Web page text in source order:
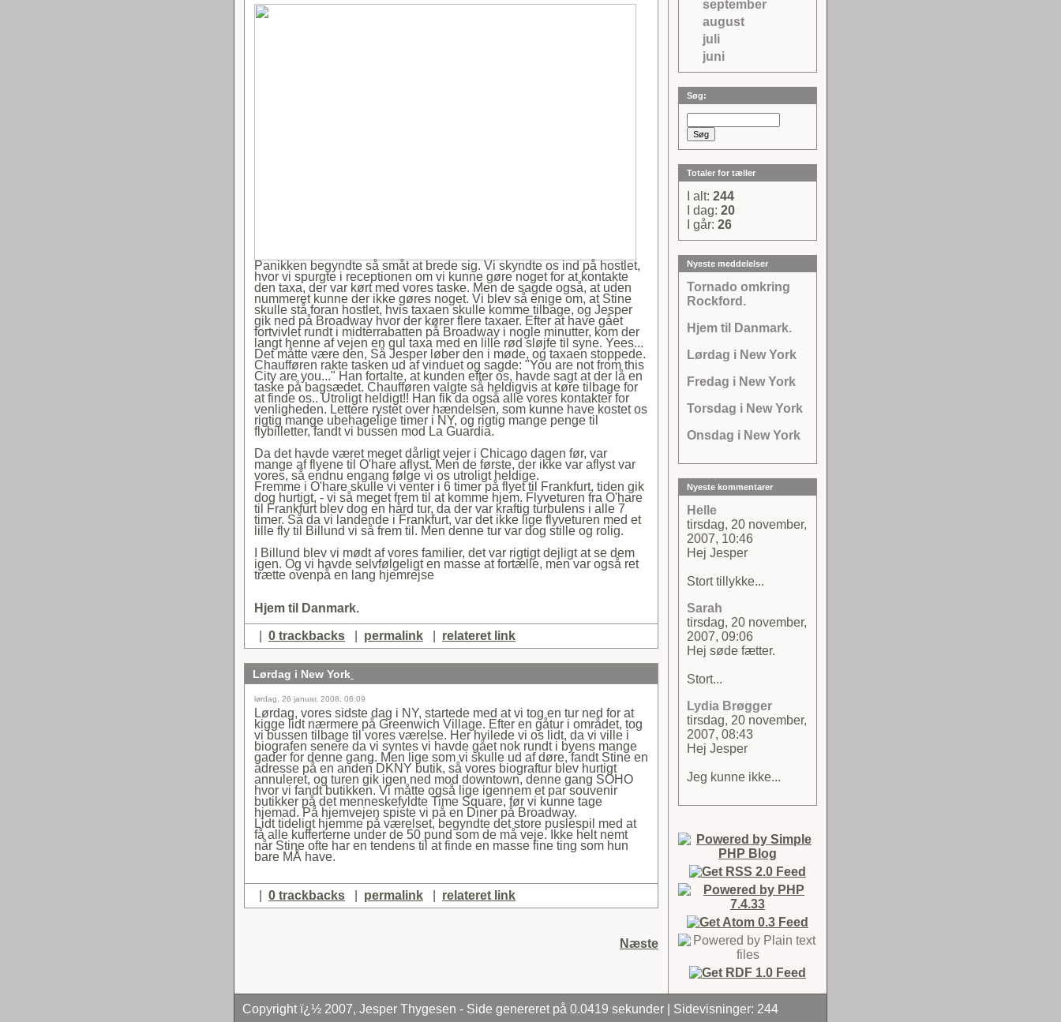
Panikken begyndte så småt at brede sig. Vi skyndte os ind på hostlet,
hvor vi spurgte i receptionen om vi kunne gøre noget for at kontakte
den taxa, der var kørt med vores taske. Men de sagde også, at uden
nummeret kunne der ikke gøres noget. Vi blev så enige om, at Stine
skulle stå foran hostlet, hvis taxaen skulle komme tilbage, og Jesper
gik ned på Broadway hvor der kører flere taxaer. Efter at have gået
fortvivlet rundt i midterrabatten på Broadway i nogle minutter, kom der
langt henne af vejen en gul taxa med en lille rød sløjfe til syne. Yees...
Det måtte være den, Så Jesper løber den i møde, og taxaen stoppede.
Chaufføren rakte tasken ud af vinduet og sagde: "You are not from this
City are you..." Han fortalte, at kunden efter os, havde sagt at der lå en
taske på bagsædet. Chaufføren valgte så heldigvis at køre tilbage for
at finde os.. Utroligt heldigt!! Han fik da også alle vores kontakter for
venligheden. Lettere rystet over hændelsen, som kunne have kostet os
rigtig mange ubehagelige timer i NY, og rigtig mange penge til
flybilletter, fandt vi bussen mod La Guardia.
Da det havde været meget dårligt vejer i Chicago dagen før, var
mange af flyene til O'hare aflyst. Men de første, der ikke var aflyst var
vores, så endnu engang følge vi os utroligt heldige.
Fremme i O'hare skulle vi venter i 6 timer på flyet til Frankfurt, tiden gik
dog hurtigt, - vi så meget frem til at komme hjem. Flyveturen fra O'hare
til Frankfurt blev dog en hård tur, da der var kraftig turbulens i alle 7
timer. Så da vi landende i Frankfurt, var det ikke lige flyveturen med et
lille fly til Billund vi så frem til. Men denne tur var dog stille og rolig.
I Billund blev vi mødt af vores familier, det var rigtigt dejligt at se dem
igen. Og vi havde selvfølgeligt en masse at fortælle, men var også ret
trætte ovenpå en lang hjemrejse
Hjem til Danmark.
0 trackbacks permalink relateret link
Lørdag i New York
lørdag, 26 januar, 2008, 06:09
Lørdag, vores sidste dag i NY, startede med at vi tog en tur ned for at
kigge lidt nærmere på Greenwich Village. Efter en gåtur i området, tog
vi bussen tilbage til vores værelse. Her hvilede vi os lidt, da vi ville i
biografen senere da vi syntes vi havde gået nok rundt i byens mange
gader for denne gang. Men lige som vi skulle ud af døre, fandt Stine en
adresse på en anden DKNY butik, så vores biograftur blev hurtigt
annuleret, og turen gik igen ned mod downtown, denne gang SOHO
hvor vi fandt butikken. Vi måtte også lige igennem et par souvenir
butikker på det menneskefyldte Time Square, før vi kunne tage
hjemad. På hjemvejen spiste vi på en Diner på Broadway.
Lidt tideligt hjemme på værelset, begyndte det store puslespil med at
få alle kufferterne under de 50 pund som de må veje. Ikke helt nemt
når Stine ofte har en tendens til at finde en masse fine ting som hun
bare MÅ have.
0 trackbacks permalink relateret link
Næste
september
august
juli
juni
Søg:
Totaler for tæller
I alt: 244
I dag: 20
I går: 26
Nyeste meddelelser
Tornado omkring
Rockford.
Hjem til Danmark.
Lørdag i New York
Fredag i New York
Torsdag i New York
Onsdag i New York
Nyeste kommentarer
Helle
tirsdag, 20 november,
2007, 10:46
Hej Jesper
Stort tillykke...
Sarah
tirsdag, 20 november,
2007, 09:06
Hej søde fætter.
Stort...
Lydia Brøgger
tirsdag, 20 november,
2007, 08:43
Hej Jesper
Jeg kunne ikke...
Copyright ï¿½ 2007, Jesper Thygesen - Side genereret på 0.0419 sekunder | Sidevisninger: 244